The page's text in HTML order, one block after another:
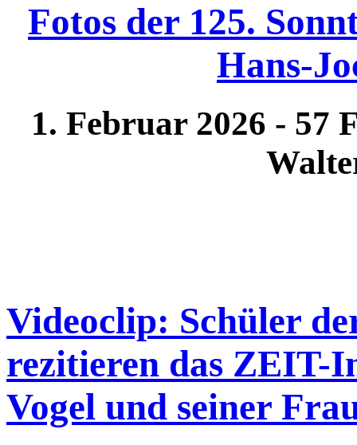
Fotos der 125.
Hans-
1. Februar 2026 - 57
Videoclip: Schüler
rezitieren das ZEIT-
Vogel und seiner